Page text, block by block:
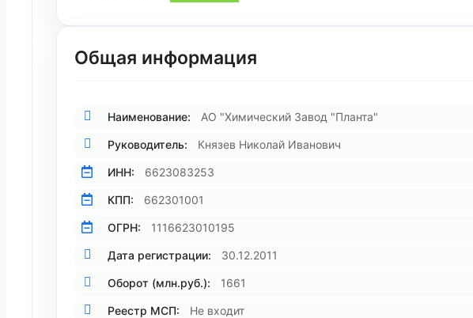
Общая информация
Наименование: АО "Химический Завод "Планта"
Руководитель: Князев Николай Иванович
ИНН: 6623083253
КПП: 662301001
ОГРН: 1116623010195
Дата регистрации: 30.12.2011
Оборот (млн.руб.): 1661
Реестр МСП: Не входит